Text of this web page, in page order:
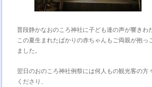
普段静かなおのころ神社に子ども達の声が響きわ
この夏生まれたばかりの赤ちゃんもご両親が抱っ
ました。
翌日のおのころ神社例祭には何人もの観光客の方
くださり、